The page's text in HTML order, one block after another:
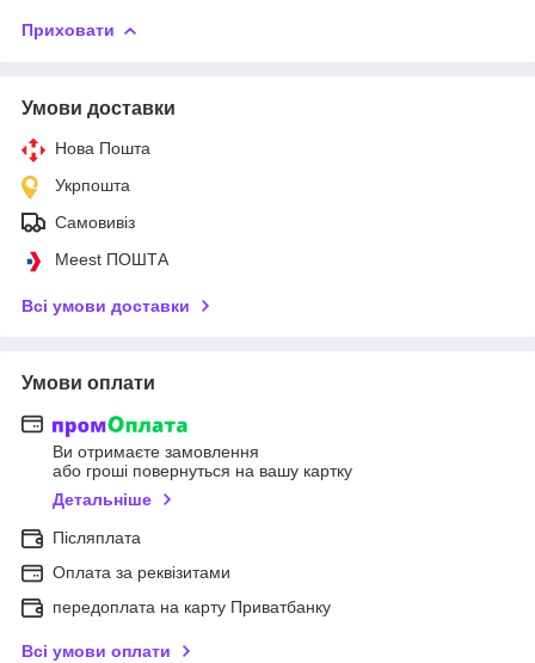
Приховати
Умови доставки
Нова Пошта
Укрпошта
Самовивіз
Meest ПОШТА
Всі умови доставки
Умови оплати
Ви отримаєте замовлення
або гроші повернуться на вашу картку
Детальніше
Післяплата
Оплата за реквізитами
передоплата на карту Приватбанку
Всі умови оплати